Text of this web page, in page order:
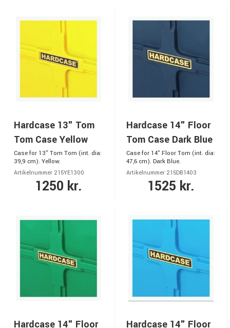
Hardcase 13" Tom
Tom Case Yellow
Case for 13" Tom Tom (int. dia:
39,9 cm). Yellow.
Artikelnummer 215YE1300
1250 kr.
Hardcase 14" Floor
Tom Case Dark Blue
Case for 14" Floor Tom (int. dia:
47,6 cm). Dark Blue.
Artikelnummer 215DB1403
1525 kr.
Hardcase 14" Floor
Hardcase 14" Floor